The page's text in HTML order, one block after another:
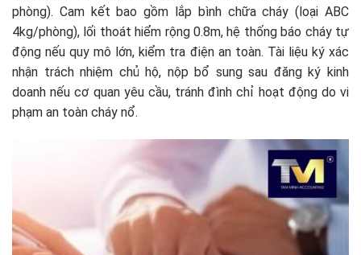
phòng). Cam kết bao gồm lắp bình chữa cháy (loại ABC
4kg/phòng), lối thoát hiểm rộng 0.8m, hệ thống báo cháy tự
động nếu quy mô lớn, kiểm tra điện an toàn. Tài liệu ký xác
nhận trách nhiệm chủ hộ, nộp bổ sung sau đăng ký kinh
doanh nếu cơ quan yêu cầu, tránh đình chỉ hoạt động do vi
phạm an toàn cháy nổ.